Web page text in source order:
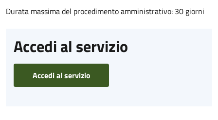
Durata massima del procedimento amministrativo: 30 giorni
Accedi al servizio
Accedi al servizio